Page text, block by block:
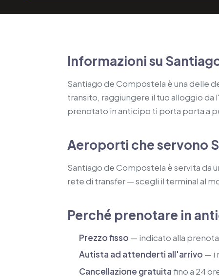
Informazioni su
Santiago de Compostela è una delle
transito, raggiungere il tuo alloggio
prenotato in anticipo ti porta porta a
Aeroporti che servono
Santiago de Compostela è servita da
rete di transfer — scegli il terminal al
Perché prenotare in
Prezzo fisso — indicato alla
Autista ad attenderti all'arrivo — i
Cancellazione gratuita fino a 24